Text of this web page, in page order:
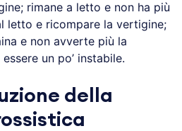
rimane a letto e non ha più
letto e ricompare la vertigine;
e non avverte più la
un po’ instabile.
della